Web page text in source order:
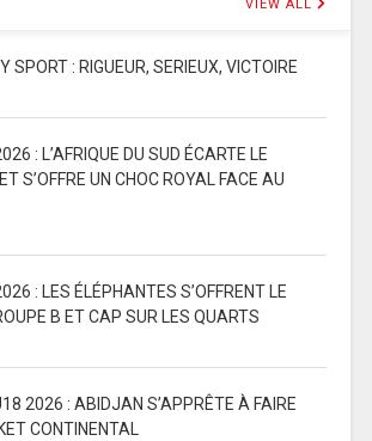
VIEW ALL
SPORT : RIGUEUR, SERIEUX, VICTOIRE
: L’AFRIQUE DU SUD ÉCARTE LE
S’OFFRE UN CHOC ROYAL FACE AU
: LES ÉLÉPHANTES S’OFFRENT LE
B ET CAP SUR LES QUARTS
2026 : ABIDJAN S’APPRÊTE À FAIRE
CONTINENTAL